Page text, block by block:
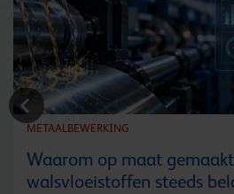
METAALBEWERKING
Waarom op maat
walsvloeistoffen steeds